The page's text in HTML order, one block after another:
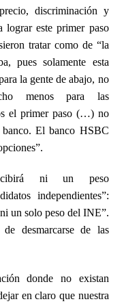
discriminación y
lograr este primer paso
tratar como de “la
pues solamente esta
la gente de abajo, no
menos para las
el primer paso (…) no
El banco HSBC
ni un peso
independientes”:
un solo peso del INE”.
desmarcarse de las
donde no existan
en claro que nuestra